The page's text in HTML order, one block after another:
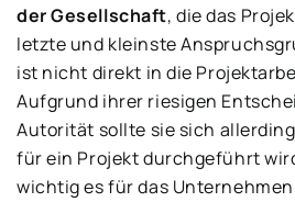
der Gesellschaft, die das
letzte und kleinste
ist nicht direkt in die
Aufgrund ihrer riesigen
Autorität sollte sie sich
für ein Projekt durchgeführt
wichtig es für das